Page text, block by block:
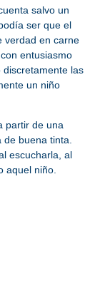
salvo un
ser que el
verdad en carne
entusiasmo
las
un niño
partir de una
buena tinta.
escucharla, al
aquel niño.